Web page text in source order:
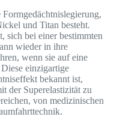
Formgedächtnislegierung,
und Titan besteht.
sich bei einer bestimmten
wieder in ihre
wenn sie auf eine
einzigartige
bekannt ist,
der Superelastizität zu
von medizinischen